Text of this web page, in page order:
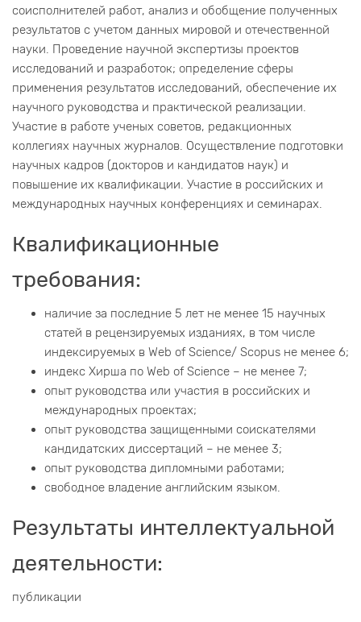
соисполнителей работ, анализ и обобщение полученных
результатов с учетом данных мировой и отечественной
науки. Проведение научной экспертизы проектов
исследований и разработок; определение сферы
применения результатов исследований, обеспечение их
научного руководства и практической реализации.
Участие в работе ученых советов, редакционных
коллегиях научных журналов. Осуществление подготовки
научных кадров (докторов и кандидатов наук) и
повышение их квалификации. Участие в российских и
международных научных конференциях и семинарах.
Квалификационные
требования:
наличие за последние 5 лет не менее 15 научных
статей в рецензируемых изданиях, в том числе
индексируемых в Web of Science/ Scopus не менее 6;
индекс Хирша по Web of Science – не менее 7;
опыт руководства или участия в российских и
международных проектах;
опыт руководства защищенными соискателями
кандидатских диссертаций – не менее 3;
опыт руководства дипломными работами;
свободное владение английским языком.
Результаты интеллектуальной
деятельности:
публикации